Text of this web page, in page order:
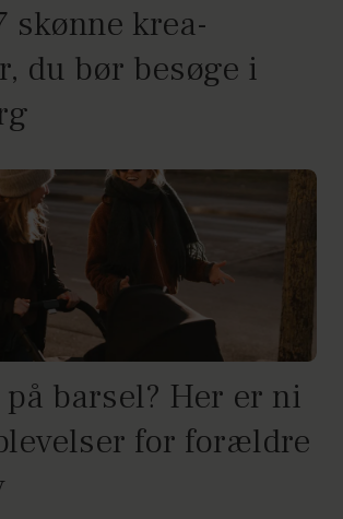
skønne krea-
du bør besøge i
barsel? Her er ni
for forældre